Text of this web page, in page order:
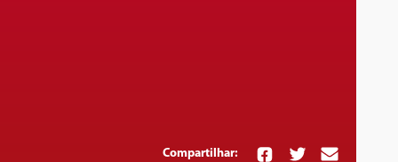
Compartilhar: